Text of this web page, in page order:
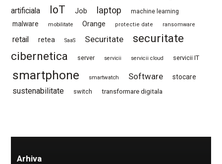
artificiala
IoT Job laptop machine learning
malware mobilitate Orange protectie date ransomware
retail retea SaaS Securitate
securitate
cibernetica
server servicii servicii cloud servicii IT
smartphone smartwatch Software stocare
sustenabilitate switch transformare digitala
Arhiva